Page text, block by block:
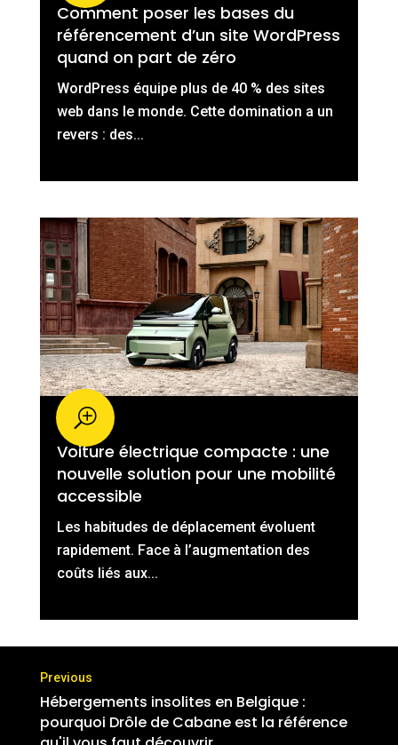
Comment poser les bases du
référencement d’un site WordPress
quand on part de zéro
WordPress équipe plus de 40 % des sites
web dans le monde. Cette domination a un
revers : des...
Voiture électrique compacte : une
nouvelle solution pour une mobilité
accessible
Les habitudes de déplacement évoluent
rapidement. Face à l’augmentation des
coûts liés aux...
Hébergements insolites en Belgique :
pourquoi Drôle de Cabane est la référence